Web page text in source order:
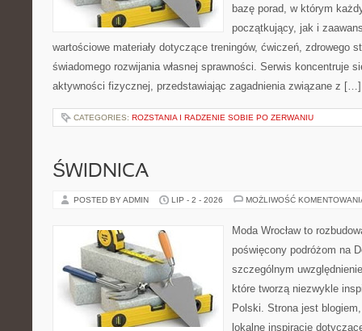
bazę porad, w którym
początkujący, jak i
wartościowe materiały dotyczące treningów, ćwiczeń, zdrowego
świadomego rozwijania własnej sprawności. Serwis koncentruje
aktywności fizycznej, przedstawiając zagadnienia związane z […]
CATEGORIES: ROZSTANIA I RADZENIE SOBIE PO ZERWANIU
ŚWIDNICA
POSTED BY ADMIN LIP - 2 - 2026 MOŻLIWOŚĆ
Moda Wrocław to
poświęcony podróżom na
szczególnym
które tworzą niezwykle
Polski. Strona jest
lokalne inspiracje